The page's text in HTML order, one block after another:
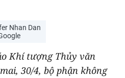
Nhan Dan
Khí tượng Thủy văn
30/4, bộ phận không